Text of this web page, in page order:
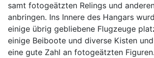
samt fotogeätzten Relings und
anbringen. Ins Innere des Hangars
einige übrig gebliebene Flugzeuge
einige Beiboote und diverse Kisten
eine gute Zahl an fotogeätzten